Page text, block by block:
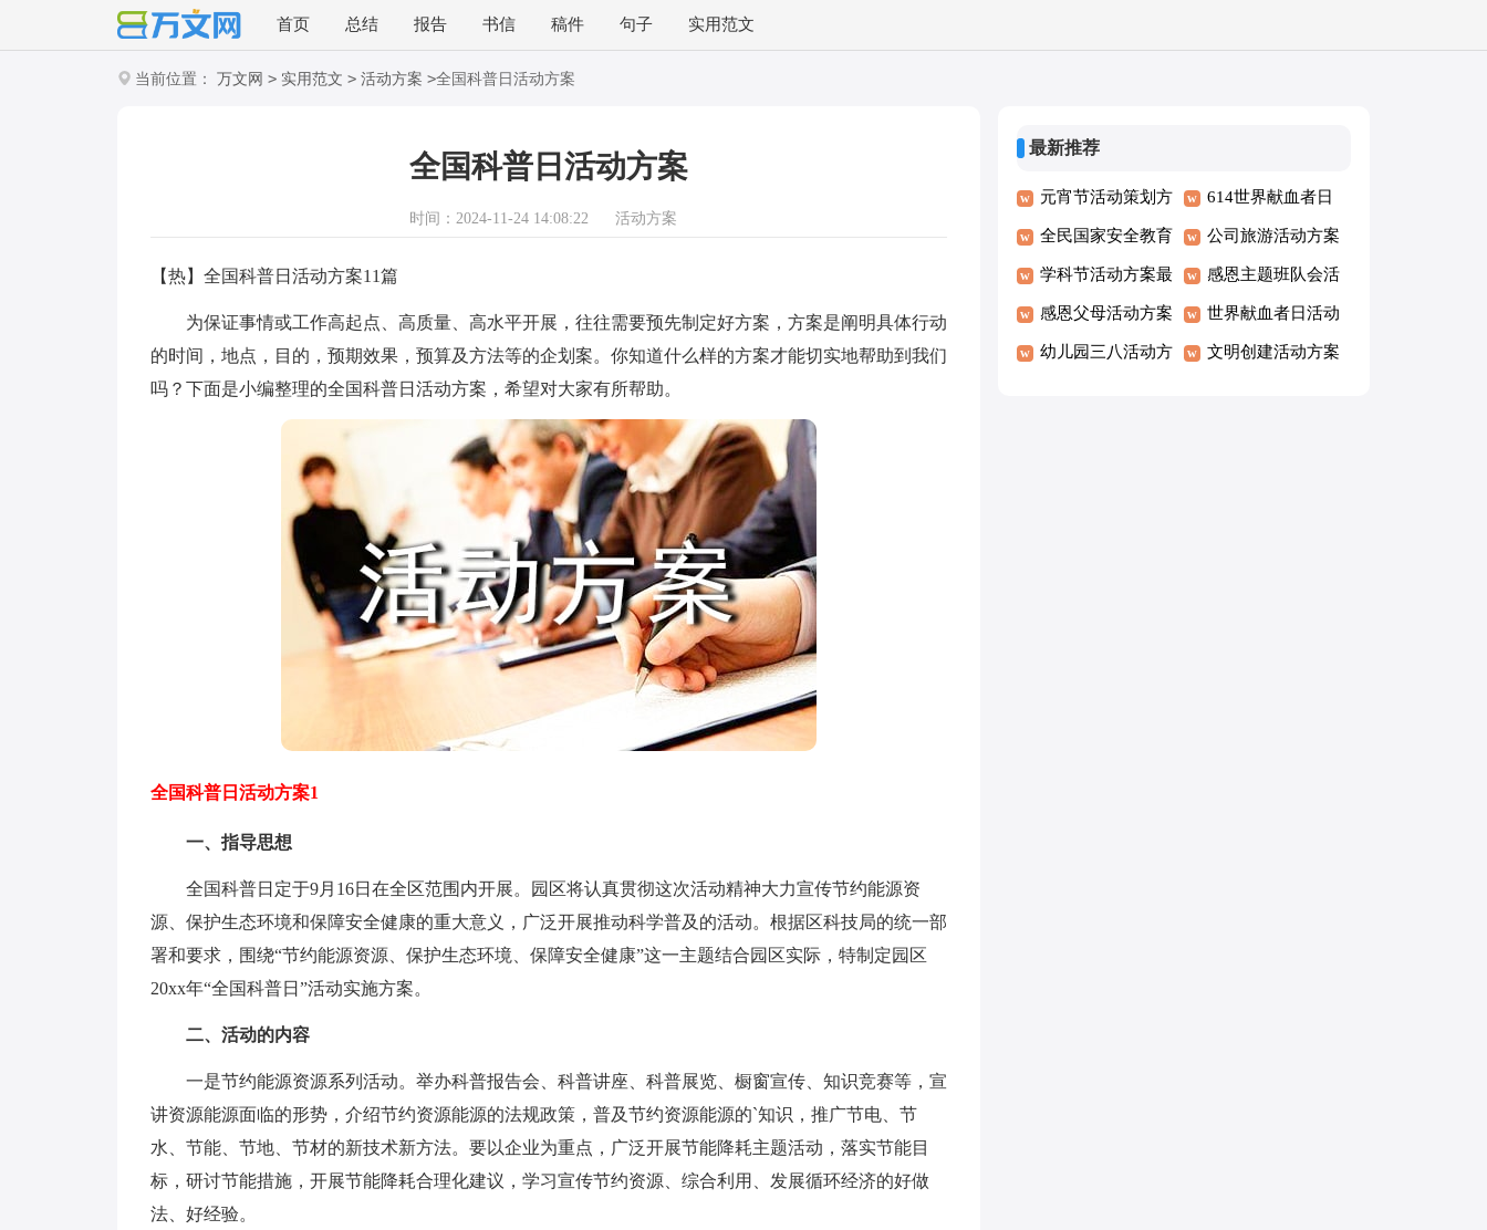
首页 总结 报告 书信 稿件 句子 实用范文
当前位置： 万文网 > 实用范文 > 活动方案 >全国科普日活动方案
全国科普日活动方案
时间：2024-11-24 14:08:22 活动方案
【热】全国科普日活动方案11篇
为保证事情或工作高起点、高质量、高水平开展，往往需要预先制定好方案，方案是阐明具体行动
的时间，地点，目的，预期效果，预算及方法等的企划案。你知道什么样的方案才能切实地帮助到我们
吗？下面是小编整理的全国科普日活动方案，希望对大家有所帮助。
全国科普日活动方案1
一、指导思想
全国科普日定于9月16日在全区范围内开展。园区将认真贯彻这次活动精神大力宣传节约能源资
源、保护生态环境和保障安全健康的重大意义，广泛开展推动科学普及的活动。根据区科技局的统一部
署和要求，围绕“节约能源资源、保护生态环境、保障安全健康”这一主题结合园区实际，特制定园区
20xx年“全国科普日”活动实施方案。
二、活动的内容
一是节约能源资源系列活动。举办科普报告会、科普讲座、科普展览、橱窗宣传、知识竞赛等，宣
讲资源能源面临的形势，介绍节约资源能源的法规政策，普及节约资源能源的`知识，推广节电、节
水、节能、节地、节材的新技术新方法。要以企业为重点，广泛开展节能降耗主题活动，落实节能目
标，研讨节能措施，开展节能降耗合理化建议，学习宣传节约资源、综合利用、发展循环经济的好做
法、好经验。
最新推荐
元宵节活动策划方
案
614世界献血者日
活动策划方案
全民国家安全教育
日活动方案
公司旅游活动方案
学科节活动方案最
新
感恩主题班队会活
动方案
感恩父母活动方案 世界献血者日活动
简报
幼儿园三八活动方 文明创建活动方案